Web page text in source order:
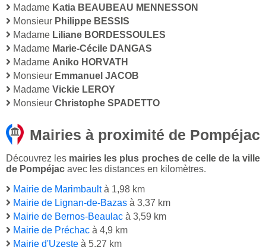
Madame Katia BEAUBEAU MENNESSON
Monsieur Philippe BESSIS
Madame Liliane BORDESSOULES
Madame Marie-Cécile DANGAS
Madame Aniko HORVATH
Monsieur Emmanuel JACOB
Madame Vickie LEROY
Monsieur Christophe SPADETTO
Mairies à proximité de Pompéjac
Découvrez les mairies les plus proches de celle de la ville
de Pompéjac avec les distances en kilomètres.
Mairie de Marimbaultà 1,98 km
Mairie de Lignan-de-Bazas à 3,37 km
Mairie de Bernos-Beaulac à 3,59 km
Mairie de Préchac à 4,9 km
Mairie d'Uzeste à 5,27 km